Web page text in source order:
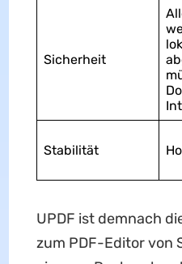
Sicherheit
Stabilität
UPDF ist demnach
zum PDF-Editor von